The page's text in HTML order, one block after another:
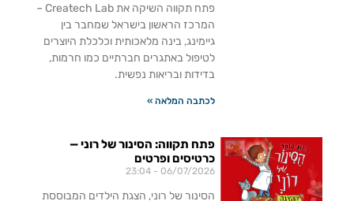
פתח תקווה השיקה את Createch Lab –
המרכז הראשון בישראל שמחבר בין
גיימינג, בינה מלאכותית וכלכלת היוצרים
לטיפול באתגרים חברתיים כמו חרמות,
בדידות ובריאות נפשית.
לכתבה המלאה »
פתח תקווה: הסינור של רוני —
כרטיסים ופרטים
06/07/2026
הסינור של רוני, הצגת הילדים המבוססת